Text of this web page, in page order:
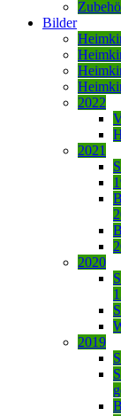
Bilder
2022
2021
2020
2019